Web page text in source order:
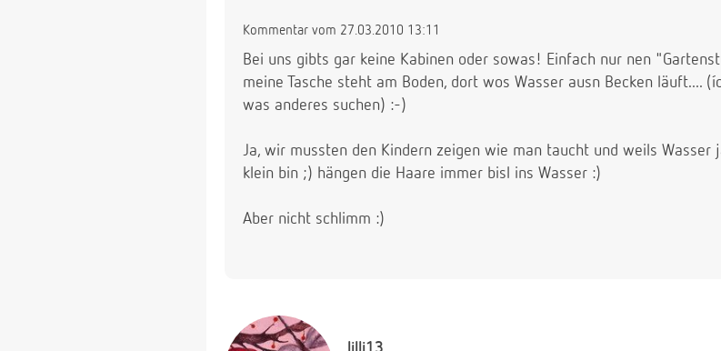
Kommentar vom 27.03.2010 13:11
Bei uns gibts gar keine Kabinen oder sowas! Einfach nur nen
meine Tasche steht am Boden, dort wos Wasser ausn Becken läuft....
was anderes suchen) :-)
Ja, wir mussten den Kindern zeigen wie man taucht und weils
klein bin ;) hängen die Haare immer bisl ins Wasser :)
Aber nicht schlimm :)